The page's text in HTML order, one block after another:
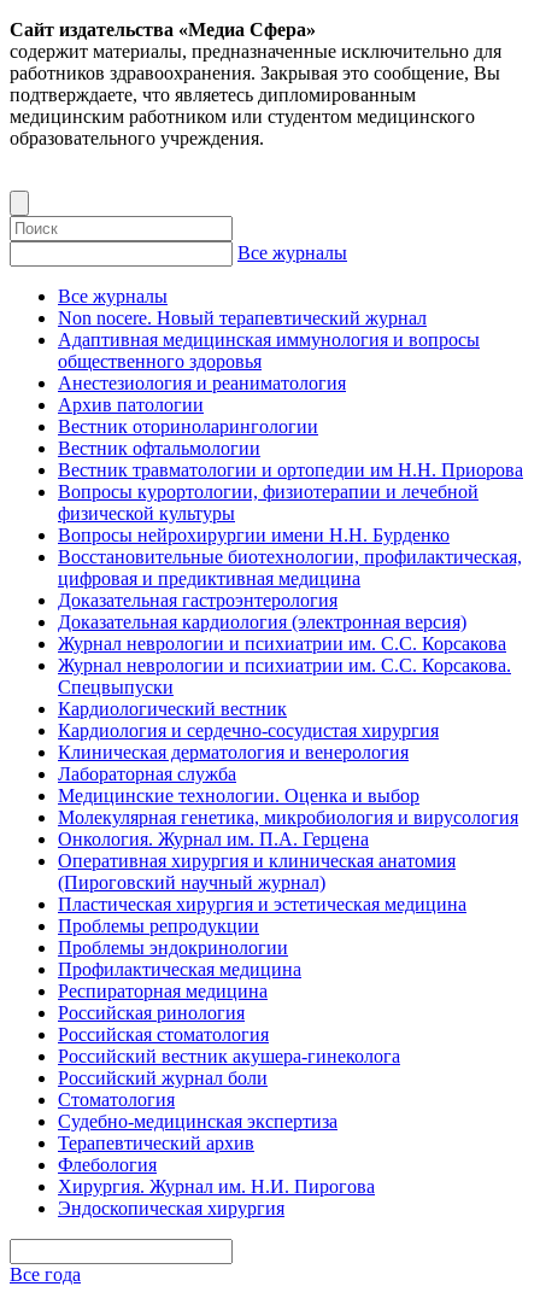
Сайт издательства «Медиа Сфера»
содержит материалы, предназначенные исключительно для
работников здравоохранения. Закрывая это сообщение, Вы
подтверждаете, что являетесь дипломированным
медицинским работником или студентом медицинского
образовательного учреждения.
Все журналы
Все журналы
Non nocere. Новый терапевтический журнал
Адаптивная медицинская иммунология и вопросы
общественного здоровья
Анестезиология и реаниматология
Архив патологии
Вестник оториноларингологии
Вестник офтальмологии
Вестник травматологии и ортопедии им Н.Н. Приорова
Вопросы курортологии, физиотерапии и лечебной
физической культуры
Вопросы нейрохирургии имени Н.Н. Бурденко
Восстановительные биотехнологии, профилактическая,
цифровая и предиктивная медицина
Доказательная гастроэнтерология
Доказательная кардиология (электронная версия)
Журнал неврологии и психиатрии им. С.С. Корсакова
Журнал неврологии и психиатрии им. С.С. Корсакова.
Спецвыпуски
Кардиологический вестник
Кардиология и сердечно-сосудистая хирургия
Клиническая дерматология и венерология
Лабораторная служба
Медицинские технологии. Оценка и выбор
Молекулярная генетика, микробиология и вирусология
Онкология. Журнал им. П.А. Герцена
Оперативная хирургия и клиническая анатомия
(Пироговский научный журнал)
Пластическая хирургия и эстетическая медицина
Проблемы репродукции
Проблемы эндокринологии
Профилактическая медицина
Респираторная медицина
Российская ринология
Российская стоматология
Российский вестник акушера-гинеколога
Российский журнал боли
Стоматология
Судебно-медицинская экспертиза
Терапевтический архив
Флебология
Хирургия. Журнал им. Н.И. Пирогова
Эндоскопическая хирургия
Все года